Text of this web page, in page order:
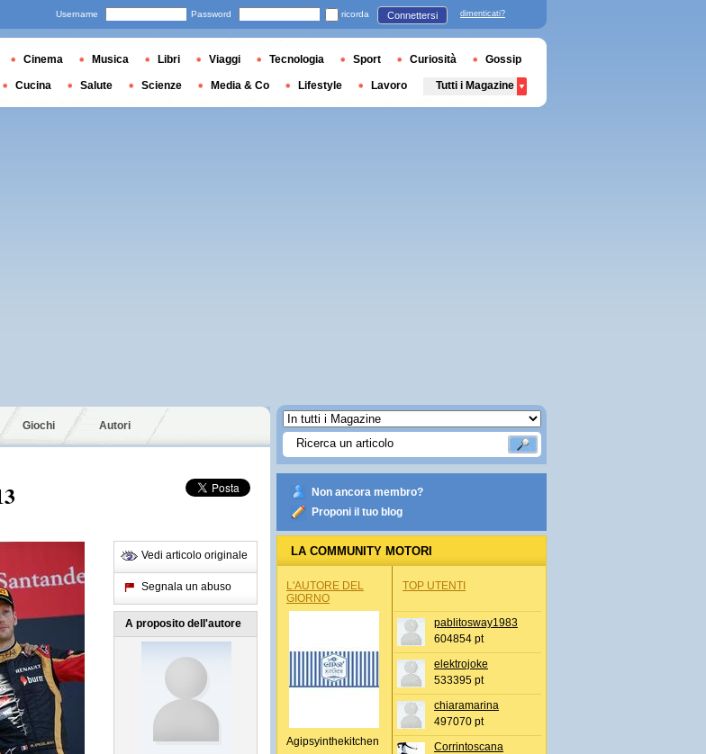
Giochi Autori
Vedi articolo originale
Segnala un abuso
A proposito dell'autore
Non ancora membro?
Proponi il tuo blog
LA COMMUNITY MOTORI
L'AUTORE DEL
GIORNO
Agipsyinthekitchen
TOP UTENTI
pablitosway1983
604854 pt
elektrojoke
533395 pt
chiaramarina
497070 pt
Corrintoscana
Username Password ricorda Connettersi dimenticati?
Cinema Musica Libri Viaggi Tecnologia Sport Curiosità Gossip
Cucina Salute Scienze Media & Co Lifestyle Lavoro Tutti i Magazine